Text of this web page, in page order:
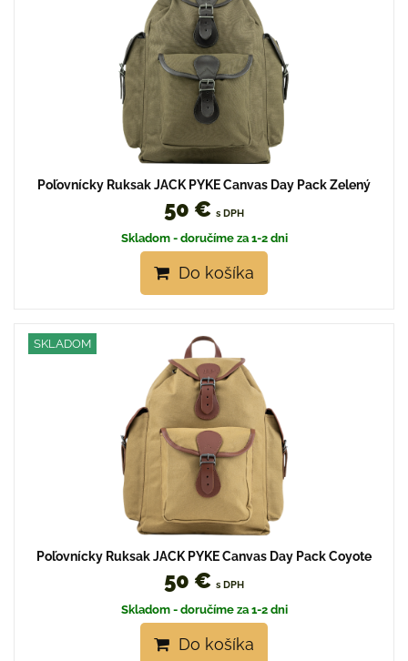
Poľovnícky Ruksak JACK PYKE Canvas Day Pack Zelený
50 € s DPH
Skladom - doručíme za 1-2 dni
Do košíka
SKLADOM
Poľovnícky Ruksak JACK PYKE Canvas Day Pack Coyote
50 € s DPH
Skladom - doručíme za 1-2 dni
Do košíka